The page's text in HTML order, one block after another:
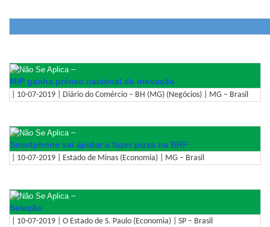
–
MIP ganha prêmio nacional de inovação
| 10-07-2019 | Diário do Comércio – BH (MG) (Negócios) | MG – Brasil
–
Smartphone vai ajudar a fazer pizza na BRF
| 10-07-2019 | Estado de Minas (Economia) | MG – Brasil
–
Seleção
| 10-07-2019 | O Estado de S. Paulo (Economia) | SP – Brasil